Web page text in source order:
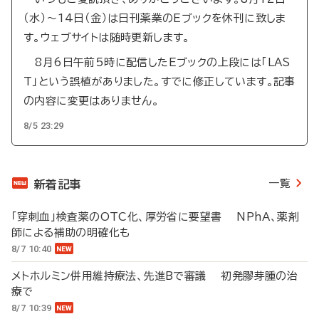
（水）～14日（金）は日刊薬業のEブックを休刊に致しま
す。ウェブサイトは随時更新します。
8月6日午前5時に配信したEブックの上段には「LAS
T」という誤植がありました。すでに修正しています。記事
の内容に変更はありません。
8/5 23:29
新着記事 一覧
「穿刺血」検査薬のOTC化、厚労省に要望書 NPhA、薬剤
師による補助の明確化も
8/7 10:40
メトホルミン併用維持療法、先進Bで審議 初発膠芽腫の治
療で
8/7 10:39